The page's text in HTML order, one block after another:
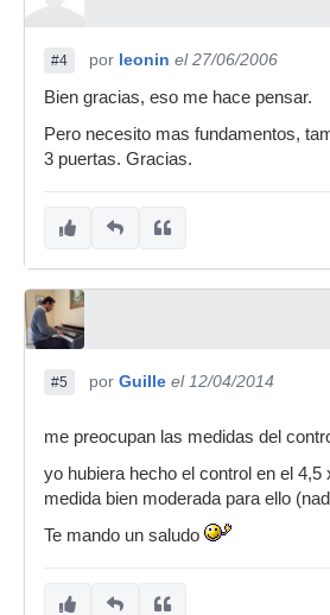
#4 por leonin el 27/06/2006
Bien gracias, eso me hace pensar.
Pero necesito mas fundamentos,
3 puertas. Gracias.
#5 por Guille el 12/04/2014
me preocupan las medidas del
yo hubiera hecho el control en el 4,5
medida bien moderada para ello
Te mando un saludo